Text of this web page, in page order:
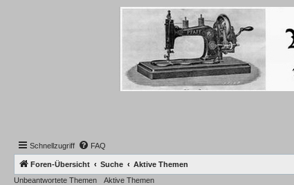
Schnellzugriff FAQ
Foren-Übersicht Suche
Aktive Themen
Unbeantwortete Themen
Aktive Themen